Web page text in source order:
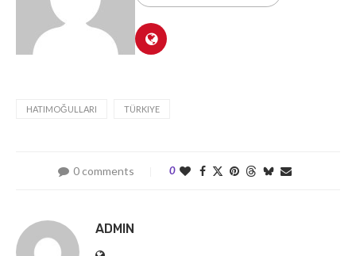
HATIMOĞULLARI TÜRKIYE
0 comments 0
ADMIN